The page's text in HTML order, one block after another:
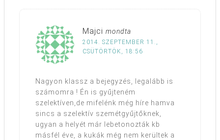
Majci mondta
2014. SZEPTEMBER 11.,
CSÜTÖRTÖK, 18:56
Nagyon klassz a bejegyzés, legalább is
számomra ! Én is gyűjteném
szelektíven,de mifelénk még híre hamva
sincs a szelektív szemétgyűjtőknek,
ugyan a helyét már lebetonozták kb
másfél éve, a kukák még nem kerültek a